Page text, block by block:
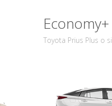
Economy+
Toyota Prius Plus o